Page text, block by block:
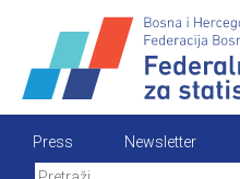
content
Press Newsletter